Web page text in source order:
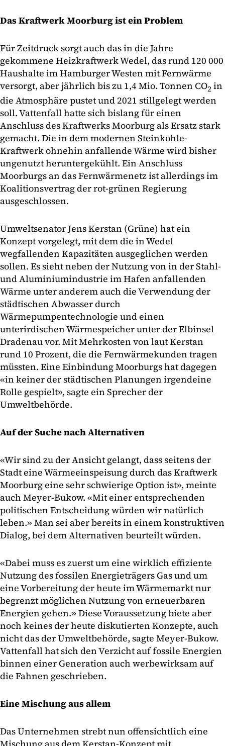
Das Kraftwerk Moorburg ist ein Problem
Für Zeitdruck sorgt auch das in die Jahre
gekommene Heizkraftwerk Wedel, das rund 120 000
Haushalte im Hamburger Westen mit Fernwärme
versorgt, aber jährlich bis zu 1,4 Mio. Tonnen CO2in
die Atmosphäre pustet und 2021 stillgelegt werden
soll. Vattenfall hatte sich bislang für einen
Anschluss des Kraftwerks Moorburg als Ersatz stark
gemacht. Die in dem modernen Steinkohle-
Kraftwerk ohnehin anfallende Wärme wird bisher
ungenutzt heruntergekühlt. Ein Anschluss
Moorburgs an das Fernwärmenetz ist allerdings im
Koalitionsvertrag der rot-grünen Regierung
ausgeschlossen.
Umweltsenator Jens Kerstan (Grüne) hat ein
Konzept vorgelegt, mit dem die in Wedel
wegfallenden Kapazitäten ausgeglichen werden
sollen. Es sieht neben der Nutzung von in der Stahl-
und Aluminiumindustrie im Hafen anfallenden
Wärme unter anderem auch die Verwendung der
städtischen Abwasser durch
Wärmepumpentechnologie und einen
unterirdischen Wärmespeicher unter der Elbinsel
Dradenau vor. Mit Mehrkosten von laut Kerstan
rund 10 Prozent, die die Fernwärmekunden tragen
müssten. Eine Einbindung Moorburgs hat dagegen
«in keiner der städtischen Planungen irgendeine
Rolle gespielt», sagte ein Sprecher der
Umweltbehörde.
Auf der Suche nach Alternativen
«Wir sind zu der Ansicht gelangt, dass seitens der
Stadt eine Wärmeeinspeisung durch das Kraftwerk
Moorburg eine sehr schwierige Option ist», meinte
auch Meyer-Bukow. «Mit einer entsprechenden
politischen Entscheidung würden wir natürlich
leben.» Man sei aber bereits in einem konstruktiven
Dialog, bei dem Alternativen beurteilt würden.
«Dabei muss es zuerst um eine wirklich effiziente
Nutzung des fossilen Energieträgers Gas und um
eine Vorbereitung der heute im Wärmemarkt nur
begrenzt möglichen Nutzung von erneuerbaren
Energien gehen.» Diese Voraussetzung biete aber
noch keines der heute diskutierten Konzepte, auch
nicht das der Umweltbehörde, sagte Meyer-Bukow.
Vattenfall hat sich den Verzicht auf fossile Energien
binnen einer Generation auch werbewirksam auf
die Fahnen geschrieben.
Eine Mischung aus allem
Das Unternehmen strebt nun offensichtlich eine